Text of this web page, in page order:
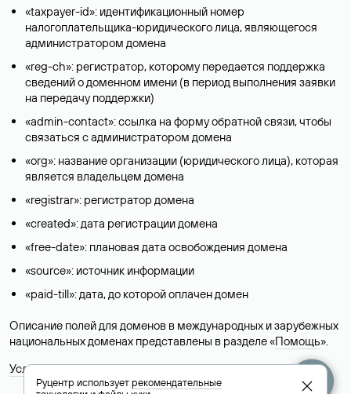
«taxpayer-id»: идентификационный номер
налогоплательщика-юридического лица, являющегося
администратором домена
«reg-ch»: регистратор, которому передается поддержка
сведений о доменном имени (в период выполнения заявки
на передачу поддержки)
«admin-contact»: ссылка на форму обратной связи, чтобы
связаться с администратором домена
«org»: название организации (юридического лица), которая
является владельцем домена
«registrar»: регистратор домена
«created»: дата регистрации домена
«free-date»: плановая дата освобождения домена
«source»: источник информации
«paid-till»: дата, до которой оплачен домен
Описание полей для доменов в международных и зарубежных
национальных доменах представлены в разделе «Помощь».
Условия использования Whois-сервиса
Руцентр используетрекомендательные